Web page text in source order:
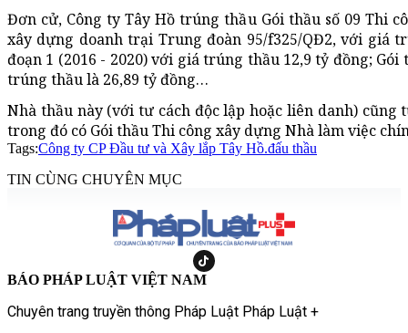
Đơn cử, Công ty Tây Hồ trúng thầu Gói thầu số 09 Thi
xây dựng doanh trại Trung đoàn 95/f325/QĐ2, với giá
đoạn 1 (2016 - 2020) với giá trúng thầu 12,9 tỷ đồng;
trúng thầu là 26,89 tỷ đồng…
Nhà thầu này (với tư cách độc lập hoặc liên danh)
trong đó có Gói thầu Thi công xây dựng Nhà làm việc
Tags:Công ty CP Đầu tư và Xây lắp Tây Hồ.đấu thầu
TIN CÙNG CHUYÊN MỤC
BÁO PHÁP LUẬT VIỆT NAM
Chuyên trang truyền thông Pháp Luật Pháp Luật +